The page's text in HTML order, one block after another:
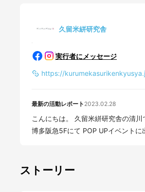
久留米絣研究舎
実行者にメッセージ
https://
最新の活動レポート 2023.02.28
こんにちは。 久留米絣研究舎の清川です。 3/1(wed.)〜7(tue.) 福岡市内、博多
博多阪急5Fにて POP UPイベントに
ストーリー